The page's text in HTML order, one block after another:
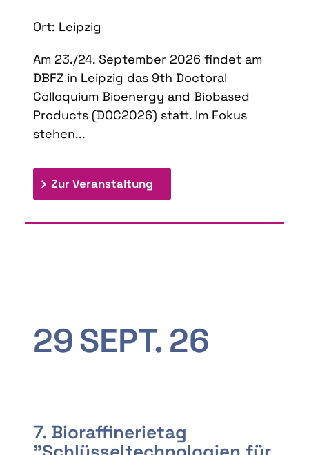
Ort: Leipzig
Am 23./24. September 2026 findet am
DBFZ in Leipzig das 9th Doctoral
Colloquium Bioenergy and Biobased
Products (DOC2026) statt. Im Fokus
stehen...
Zur Veranstaltung
29SEPT. 26
7. Bioraffinerietag